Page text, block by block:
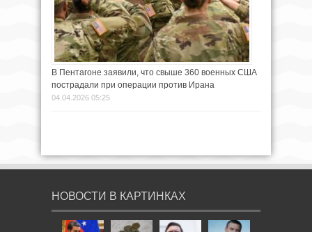
В Пентагоне заявили, что свыше 360 военных США
пострадали при операции против Ирана
04.04.2026 05:25
НОВОСТИ В КАРТИНКАХ